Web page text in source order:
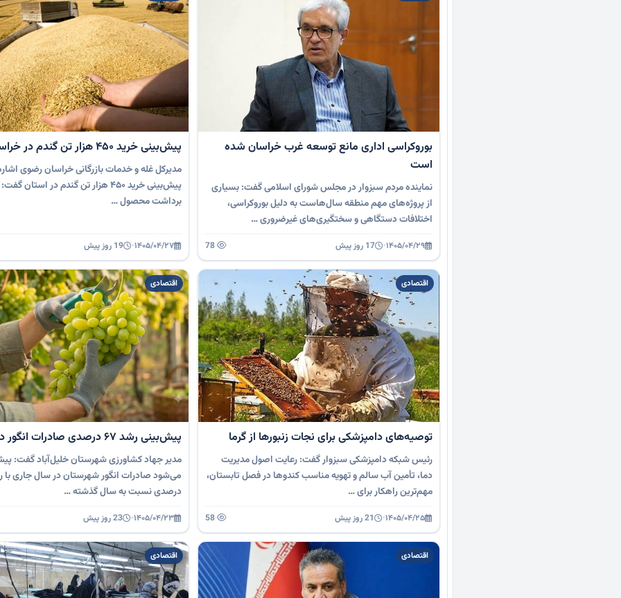
بوروکراسی اداری مانع توسعه غرب خراسان شده
است
نماینده مردم سبزوار در مجلس شورای اسلامی گفت: بسیاری
از پروژه‌های مهم منطقه سال‌هاست به دلیل بوروکراسی،
اختلافات دستگاهی و سختگیری‌های غیرضروری …
۱۴۰۵/۰۴/۲۹· 17 روز پیش
پیش‌بینی خرید ۴۵۰ هزار تن گندم در خراسان‌رضوی
مدیرکل غله و خدمات بازرگانی خراسان رضوی
پیش‌بینی خرید ۴۵۰ هزار تن گندم در استان
برداشت محصول …
۱۴۰۵/۰۴/۲۷· 19 روز پیش
اقتصادی
توصیه‌های دامپزشکی برای نجات زنبورها از گرما
رئیس شبکه دامپزشکی سبزوار گفت: رعایت اصول مدیریت
دما، تأمین آب سالم و تهویه مناسب کندوها در فصل تابستان،
مهم‌ترین راهکار برای …
۱۴۰۵/۰۴/۲۵· 21 روز پیش
اقتصادی
پیش‌بینی رشد ۶۷ درصدی صادرات انگور در خلیل‌آباد
مدیر جهاد کشاورزی شهرستان خلیل‌آباد گفت:
درصدی نسبت به سال گذشته …
۱۴۰۵/۰۴/۲۳· 23 روز پیش
اقتصادی اقتصادی